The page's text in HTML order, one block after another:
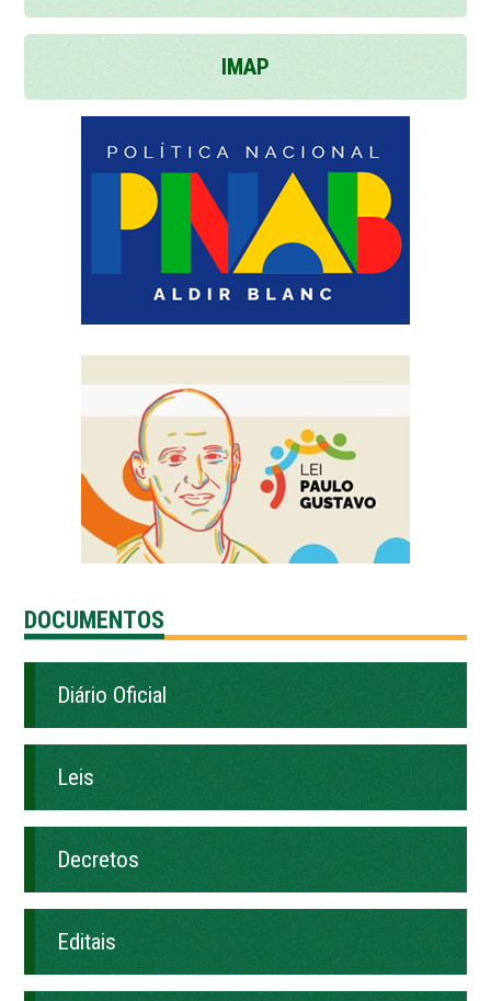
IMAP
DOCUMENTOS
Diário Oficial
Leis
Decretos
Editais